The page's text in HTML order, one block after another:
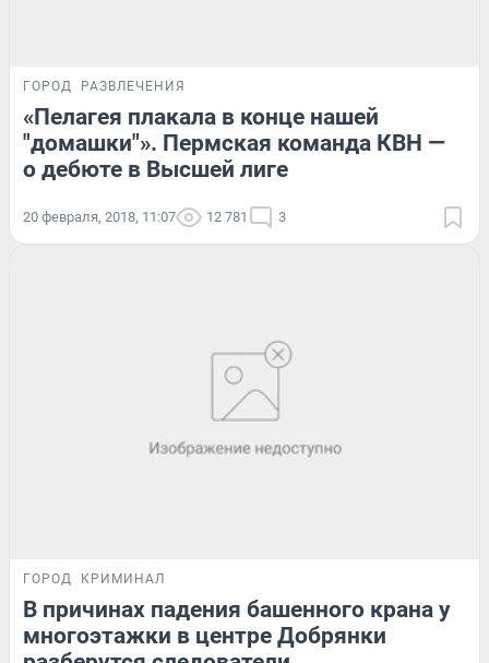
ГОРОД РАЗВЛЕЧЕНИЯ
«Пелагея плакала в конце нашей
"домашки"». Пермская команда КВН —
о дебюте в Высшей лиге
20 февраля, 2018, 11:07 12 781 3
ГОРОД КРИМИНАЛ
В причинах падения башенного крана у
многоэтажки в центре Добрянки